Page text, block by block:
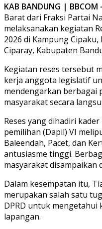
KAB BANDUNG | BBCOM
Barat dari Fraksi Partai
melaksanakan kegiatan
2026 di Kampung
Ciparay, Kabupaten
Kegiatan reses tersebut
kerja anggota legislatif
mendengarkan berbagai
masyarakat secara
Reses yang dihadiri
pemilihan (Dapil) VI
Baleendah, Pacet, dan
antusiasme tinggi.
masyarakat disampaikan
Dalam kesempatan itu,
merupakan salah satu
DPRD untuk mengetahui
lapangan.